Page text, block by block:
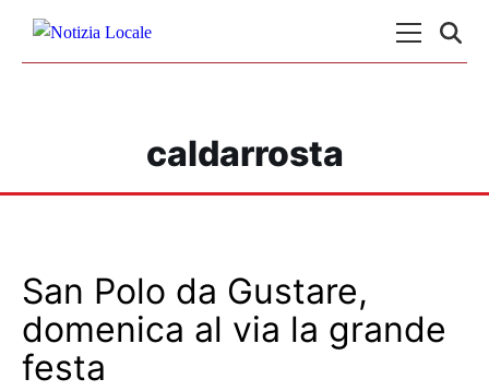
caldarrosta
San Polo da Gustare,
domenica al via la grande
festa